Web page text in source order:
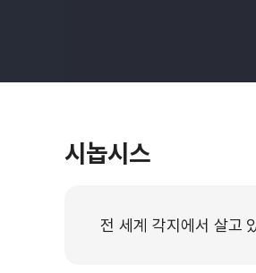
시놉시스
전 세계 각지에서 살고